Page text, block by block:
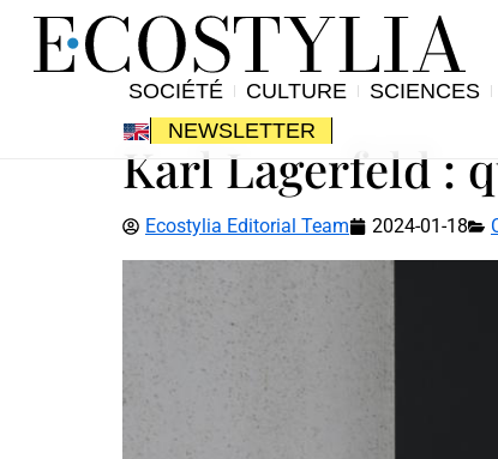
SOCIÉTÉ CULTURE SCIENCES
NEWSLETTER
Karl Lagerfeld :
Ecostylia Editorial Team 2024-01-18